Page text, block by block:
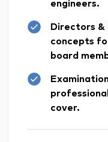
engineers.
Directors
concepts
board
cover.